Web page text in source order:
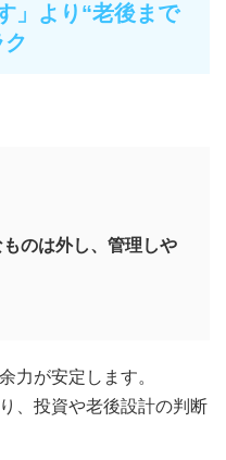
」より“老後まで
ものは外し、管理しや
力が安定します。
、投資や老後設計の判断